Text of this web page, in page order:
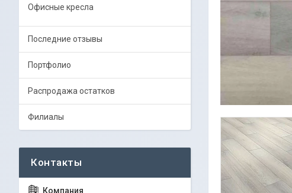
Офисные кресла
Последние отзывы
Портфолио
Распродажа остатков
Филиалы